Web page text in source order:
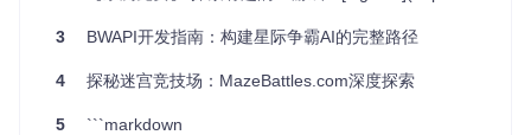
实时更新：随着新的算法和技巧的发展，项目将持续更新
实践性强：项目中的代码可以直接用于解决实际问题，便
代码质量高：代码规范且效率高，能有效提高解决问题的
3 BWAPI开发指南：构建星际争霸AI的完整路径
4 探秘迷宫竞技场：MazeBattles.com深度探索
5 ```markdown